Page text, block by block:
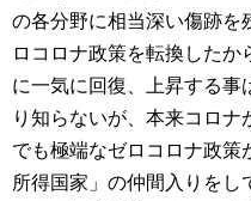
の各分野に相当深い傷跡を
ロコロナ政策を転換したか
に一気に回復、上昇する事
り知らないが、本来コロ
でも極端なゼロコロナ政策
所得国家」の仲間入りをし